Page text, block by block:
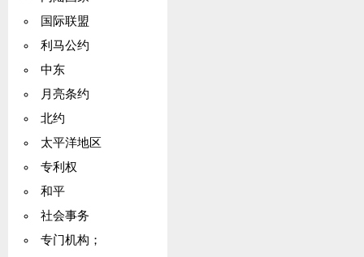
国际联盟
利马公约
中东
月亮条约
北约
太平洋地区
专利权
和平
社会事务
专门机构；